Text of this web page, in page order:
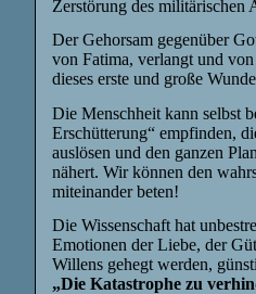
Zerstörung des
Der Gehorsam gegenüber
von Fatima, verlangt und
dieses erste und große
Die Menschheit kann selbst
Erschütterung“ empfinden,
auslösen und den ganzen
nähert. Wir können den
miteinander beten!
Die Wissenschaft hat
Emotionen der Liebe, der
Willens gehegt werden,
„Die Katastrophe zu